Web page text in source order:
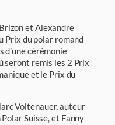
et Alexandre
Prix du polar romand
d’une cérémonie
seront remis les 2 Prix
et le Prix du
Voltenauer, auteur
Suisse, et Fanny